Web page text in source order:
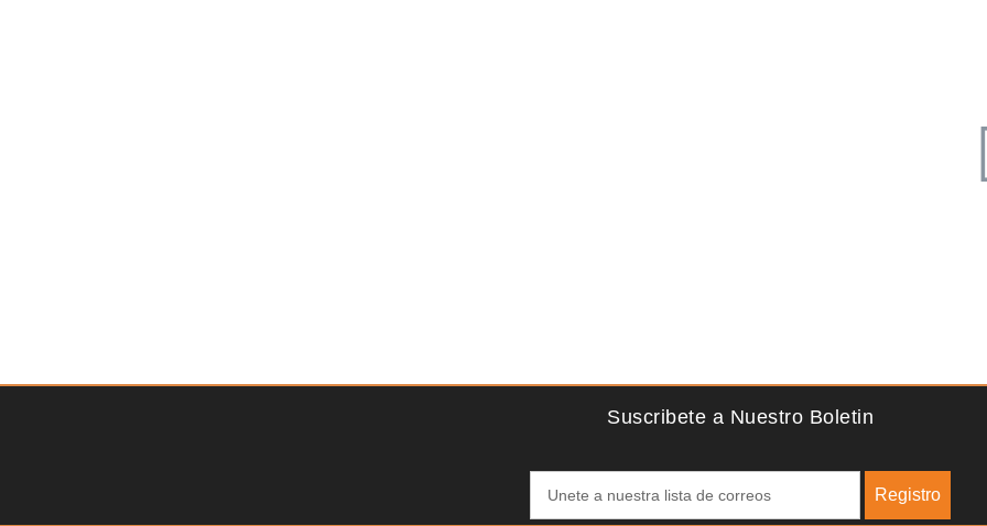
involucrar a…
franquicia ateniense y benefíciese de…
Suscribete a Nuestro Boletin
Registro